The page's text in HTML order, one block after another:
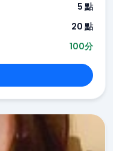
5 點
20 點
100分